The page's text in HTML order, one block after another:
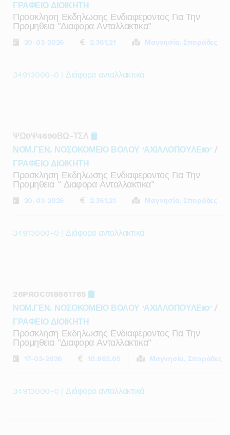
ΓΡΑΦΕΙΟ ΔΙΟΙΚΗΤΗ
Προσκληση Εκδηλωσης Ενδιαφεροντος Για Την
Προμηθεια "διαφορα Ανταλλακτικα"
20-03-2026 2.361,21 Μαγνησία, Σποράδες
34913000-0 | Διάφορα ανταλλακτικά
ΨΩ0Ψ4690ΒΩ-ΤΣΛ
ΝΟΜ.ΓΕΝ. ΝΟΣΟΚΟΜΕΙΟ ΒΟΛΟΥ 'ΑΧΙΛΛΟΠΟΥΛΕIO' /
ΓΡΑΦΕΙΟ ΔΙΟΙΚΗΤΗ
Προσκληση Εκδηλωσης Ενδιαφεροντος Για Την
Προμηθεια " Διαφορα Ανταλλακτικα"
20-03-2026 2.361,21 Μαγνησία, Σποράδες
34913000-0 | Διάφορα ανταλλακτικά
26PROC018661765
ΝΟΜ.ΓΕΝ. ΝΟΣΟΚΟΜΕΙΟ ΒΟΛΟΥ 'ΑΧΙΛΛΟΠΟΥΛΕIO' /
ΓΡΑΦΕΙΟ ΔΙΟΙΚΗΤΗ
Προσκληση Εκδηλωσης Ενδιαφεροντος Για Την
Προμηθεια "διαφορα Ανταλλακτικα"
17-03-2026 10.862,05 Μαγνησία, Σποράδες
34913000-0 | Διάφορα ανταλλακτικά